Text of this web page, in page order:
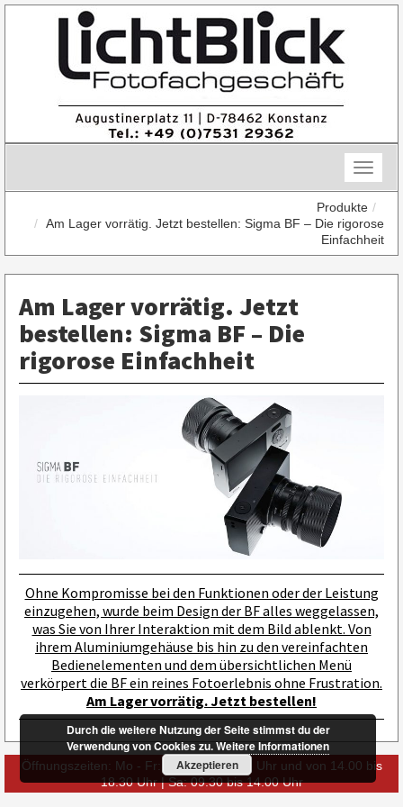
Toggle
Produkte
Am Lager vorrätig. Jetzt bestellen: Sigma BF – Die rigorose
Einfachheit
Am Lager vorrätig. Jetzt
bestellen: Sigma BF – Die
rigorose Einfachheit
Ohne Kompromisse bei den Funktionen oder der Leistung
einzugehen, wurde beim Design der BF alles weggelassen,
was Sie von Ihrer Interaktion mit dem Bild ablenkt. Von
ihrem Aluminiumgehäuse bis hin zu den vereinfachten
Bedienelementen und dem übersichtlichen Menü
verkörpert die BF ein reines Fotoerlebnis ohne Frustration.
Am Lager vorrätig. Jetzt bestellen!
Öffnungszeiten: Mo - Fr: 09.30 bis 13.00 Uhr und von 14.00 bis
18.30 Uhr | Sa: 09.30 bis 14.00 Uhr
Durch die weitere Nutzung der Seite stimmst du der
Verwendung von Cookies zu.Weitere Informationen
Akzeptieren